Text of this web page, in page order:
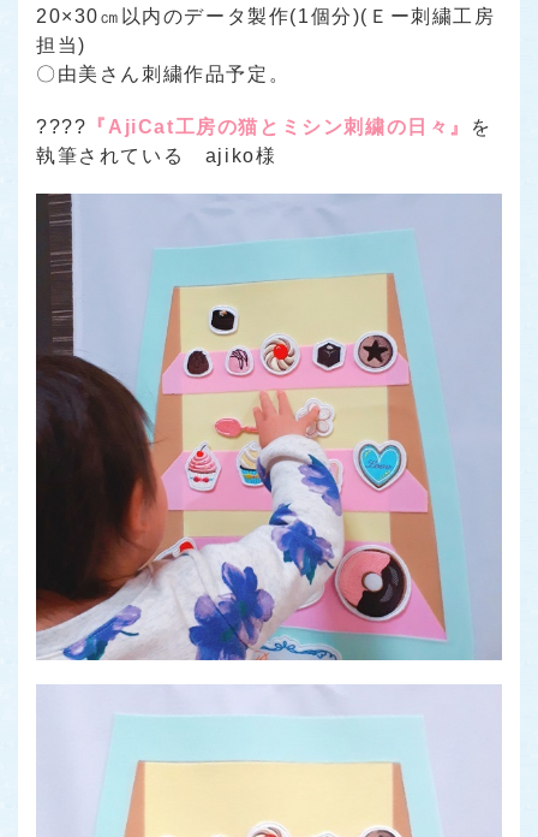
20×30㎝以内のデータ製作(1個分)(Ｅー刺繍工房
担当)
〇由美さん刺繍作品予定。
???? 『AjiCat工房の猫とミシン刺繍の日々』
を
執筆されている ajiko様